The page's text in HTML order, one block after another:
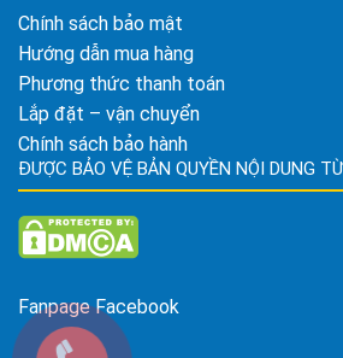
Chính sách bảo mật
Hướng dẫn mua hàng
Phương thức thanh toán
Lắp đặt – vận chuyển
Chính sách bảo hành
ĐƯỢC BẢO VỆ BẢN QUYỀN NỘI DUNG
Fanpage Facebook